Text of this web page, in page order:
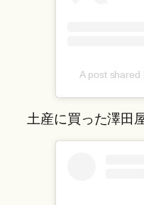
A post
土産に買った澤田